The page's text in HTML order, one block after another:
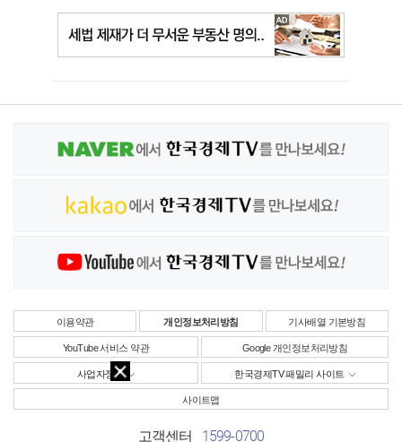
이용약관 개인정보처리방침 기사배열 기본방침
YouTube 서비스 약관 Google 개인정보처리방침
사업자정보 한국경제TV 패밀리 사이트
사이트맵
고객센터 1599-0700